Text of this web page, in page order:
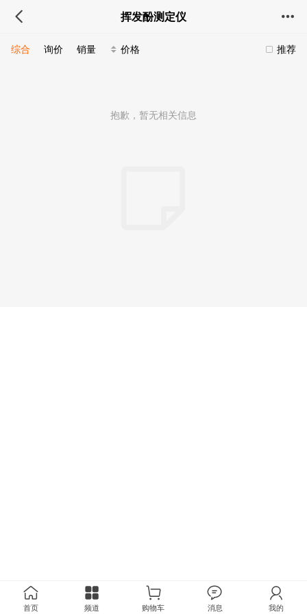
挥发酚测定仪
推荐
综合 询价 销量 价格
抱歉，暂无相关信息
首页 频道 购物车 消息 我的